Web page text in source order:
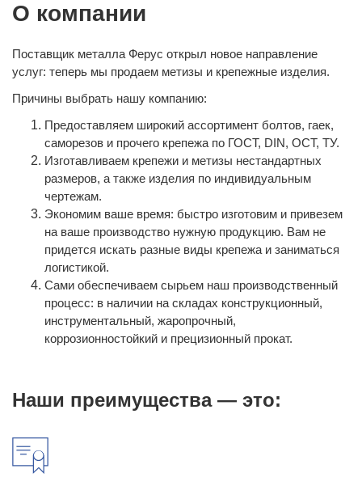
О компании
Поставщик металла Ферус открыл новое направление
услуг: теперь мы продаем метизы и крепежные изделия.
Причины выбрать нашу компанию:
Предоставляем широкий ассортимент болтов, гаек,
саморезов и прочего крепежа по ГОСТ, DIN, ОСТ, ТУ.
Изготавливаем крепежи и метизы нестандартных
размеров, а также изделия по индивидуальным
чертежам.
Экономим ваше время: быстро изготовим и привезем
на ваше производство нужную продукцию. Вам не
придется искать разные виды крепежа и заниматься
логистикой.
Сами обеспечиваем сырьем наш производственный
процесс: в наличии на складах конструкционный,
инструментальный, жаропрочный,
коррозионностойкий и прецизионный прокат.
Наши преимущества — это: